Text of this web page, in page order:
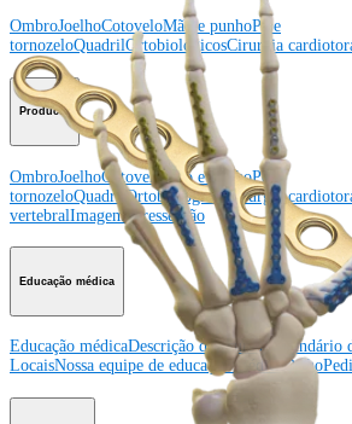
OmbroJoelhoCotoveloMão e punhoPé e
tornozeloQuadrilOrtobiológicosCirurgia
Producto
OmbroJoelhoCotoveloMão e punhoPé e
tornozeloQuadrilOrtobiológicosCirurgia
vertebralImagem e ressecção
Educação médica
Educação médicaDescrição dos cursosCalendário
LocaisNossa equipe de educação médica